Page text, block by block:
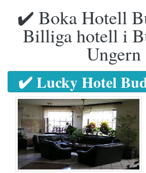
✔️ Boka Hotell
Billiga hotell i
Ungern
✔️ Lucky Hotel